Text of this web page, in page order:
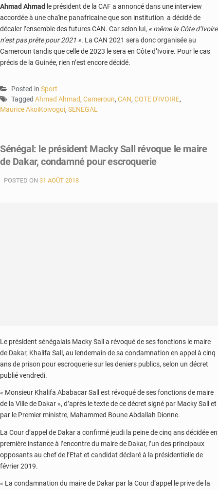
Ahmad Ahmad le président de la CAF a annoncé dans une interview
accordée à une chaîne panafricaine que son institution a décidé de
décaler l’ensemble des futures CAN. Car selon lui, « même la Côte d’Ivoire
n’est pas prête pour 2021 ». La CAN 2021 sera donc organisée au
Cameroun tandis que celle de 2023 le sera en Côte d’Ivoire. Pour le cas
précis de la Guinée, rien n’est encore décidé.
Posted in Sport
Tagged Ahmad Ahmad, Cameroun, CAN, COTE D'IVOIRE,
Maurice AkoiKoivogui, SENEGAL
Sénégal: le président Macky Sall révoque le maire
de Dakar, condamné pour escroquerie
POSTED ON 31 AOÛT 2018
Le président sénégalais Macky Sall a révoqué de ses fonctions le maire
de Dakar, Khalifa Sall, au lendemain de sa condamnation en appel à cinq
ans de prison pour escroquerie sur les deniers publics, selon un décret
publié vendredi.
« Monsieur Khalifa Ababacar Sall est révoqué de ses fonctions de maire
de la Ville de Dakar », d’après le texte de ce décret signé par Macky Sall et
par le Premier ministre, Mahammed Boune Abdallah Dionne.
La Cour d’appel de Dakar a confirmé jeudi la peine de cinq ans décidée en
première instance à l’encontre du maire de Dakar, l’un des principaux
opposants au chef de l’Etat et candidat déclaré à la présidentielle de
février 2019.
« La condamnation du maire de Dakar par la Cour d’appel le prive de la